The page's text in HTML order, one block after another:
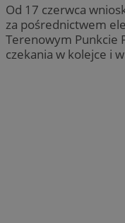
Od 17 czerwca
za pośrednictwem
Terenowym Punkcie
czekania w kolejce i